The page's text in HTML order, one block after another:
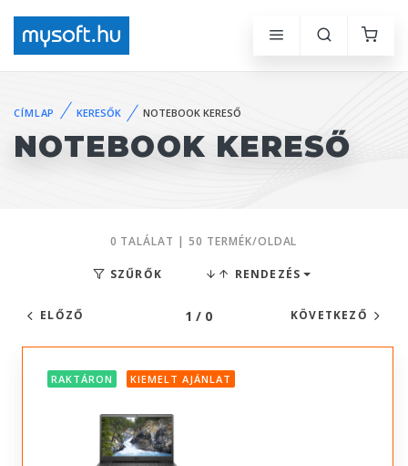
CÍMLAP KERESŐK NOTEBOOK KERESŐ
NOTEBOOK KERESŐ
0 TALÁLAT | 50 TERMÉK/OLDAL
SZŰRŐK RENDEZÉS
ELŐZŐ 1 / 0 KÖVETKEZŐ
RAKTÁRON KIEMELT AJÁNLAT